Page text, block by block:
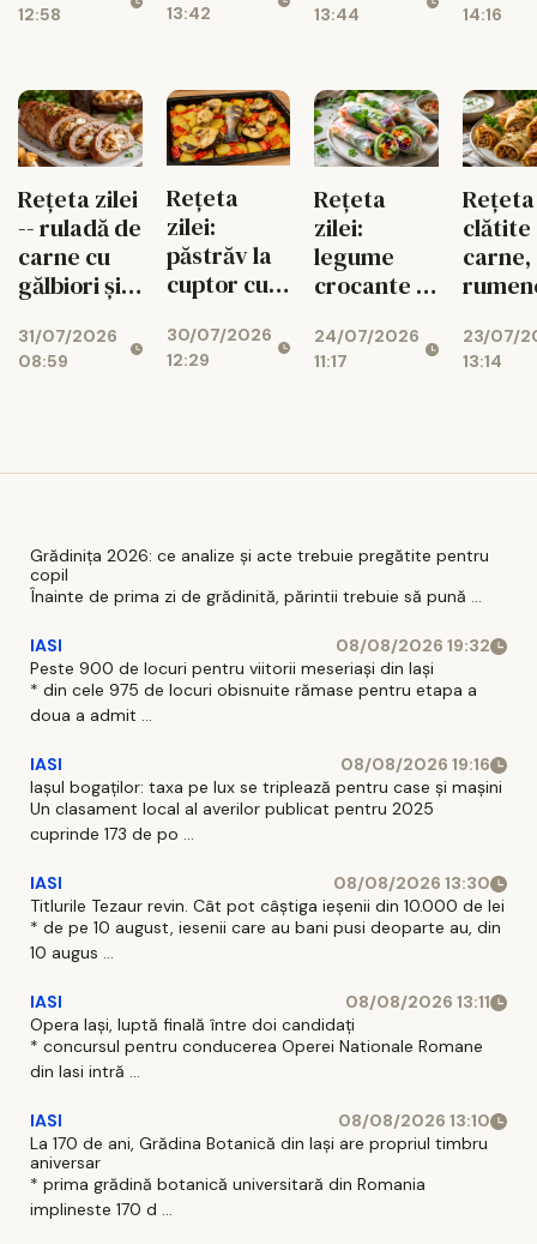
cu fructe
12:58
mozzarella
13:42 13:44
14:16
Rețeta zilei
-- ruladă de
carne cu
gălbiori și
31/07/2026
08:59
Rețeta
zilei:
păstrăv la
cuptor cu
vară
30/07/2026
12:29
Rețeta
zilei:
legume
crocante în
gata rapid
24/07/2026
11:17
clătite
carne,
23/07/
13:14
Grădinița 2026: ce analize și acte trebuie pregătite pentru
copil
Înainte de prima zi de grădinită, părintii trebuie să pună ...
IASI
08/08/2026 19:32
Peste 900 de locuri pentru viitorii meseriași din Iași
* din cele 975 de locuri obisnuite rămase pentru etapa a
doua a admit ...
IASI
08/08/2026 19:16
Iașul bogaților: taxa pe lux se triplează pentru case și mașini
Un clasament local al averilor publicat pentru 2025
cuprinde 173 de po ...
IASI
08/08/2026 13:30
Titlurile Tezaur revin. Cât pot câștiga ieșenii din 10.000 de lei
* de pe 10 august, iesenii care au bani pusi deoparte au, din
10 augus ...
IASI
08/08/2026 13:11
Opera Iași, luptă finală între doi candidați
* concursul pentru conducerea Operei Nationale Romane
din Iasi intră ...
IASI
08/08/2026 13:10
La 170 de ani, Grădina Botanică din Iași are propriul timbru
aniversar
* prima grădină botanică universitară din Romania
implineste 170 d ...